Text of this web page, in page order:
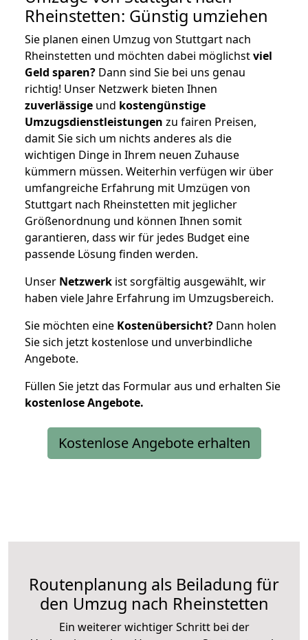
Rheinstetten: Günstig umziehen
Sie planen einen Umzug von Stuttgart nach
Rheinstetten und möchten dabei möglichstviel
Geld sparen? Dann sind Sie bei uns genau
richtig! Unser Netzwerk bieten Ihnen
zuverlässige und kostengünstige
Umzugsdienstleistungen zu fairen Preisen,
damit Sie sich um nichts anderes als die
wichtigen Dinge in Ihrem neuen Zuhause
kümmern müssen. Weiterhin verfügen wir über
umfangreiche Erfahrung mit Umzügen von
Stuttgart nach Rheinstetten mit jeglicher
Größenordnung und können Ihnen somit
garantieren, dass wir für jedes Budget eine
passende Lösung finden werden.
Unser Netzwerk ist sorgfältig ausgewählt, wir
haben viele Jahre Erfahrung im Umzugsbereich.
Sie möchten eine Kostenübersicht? Dann holen
Sie sich jetzt kostenlose und unverbindliche
Angebote.
Füllen Sie jetzt das Formular aus und erhalten Sie
kostenloseAngebote.
Kostenlose Angebote erhalten
Routenplanung als Beiladung für
den Umzug nach Rheinstetten
Ein weiterer wichtiger Schritt bei der